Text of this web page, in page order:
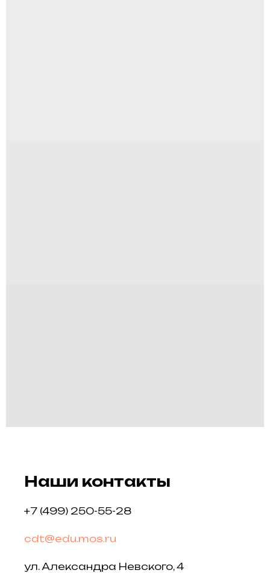
Наши контакты
+7 (499) 250-55-28
cdt@edu.mos.ru
ул. Александра Невского, 4